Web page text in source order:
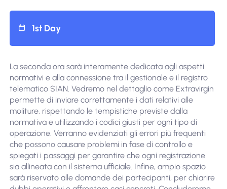
1st Day
La seconda ora sarà interamente dedicata agli aspetti
normativi e alla connessione tra il gestionale e il registro
telematico SIAN. Vedremo nel dettaglio come Extravirgin
permette di inviare correttamente i dati relativi alle
moliture, rispettando le tempistiche previste dalla
normativa e utilizzando i codici giusti per ogni tipo di
operazione. Verranno evidenziati gli errori più frequenti
che possono causare problemi in fase di controllo e
spiegati i passaggi per garantire che ogni registrazione
sia allineata con il sistema ufficiale. Infine, ampio spazio
sarà riservato alle domande dei partecipanti, per chiarire